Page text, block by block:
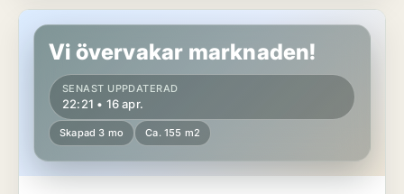
Butikslokal i Karlskrona
Vi övervakar marknaden!
SENAST UPPDATERAD
22:21 • 16 apr.
Skapad 3 mo Ca. 155 m2